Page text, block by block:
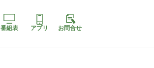
番組表 アプリ お問合せ